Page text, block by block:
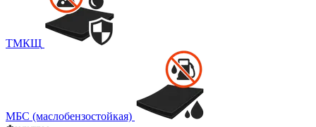
ТМКЩ
МБС (маслобензостойкая)